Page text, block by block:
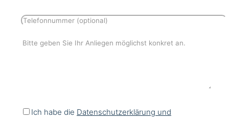
Ich habe die Datenschutzerklärung und